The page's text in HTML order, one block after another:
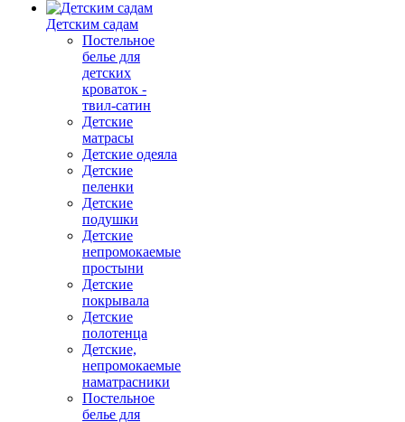
Детским садам
Постельное
белье для
детских
кроваток -
твил-сатин
Детские
матрасы
Детские одеяла
Детские
пеленки
Детские
подушки
Детские
непромокаемые
простыни
Детские
покрывала
Детские
полотенца
Детские,
непромокаемые
наматрасники
Постельное
белье для